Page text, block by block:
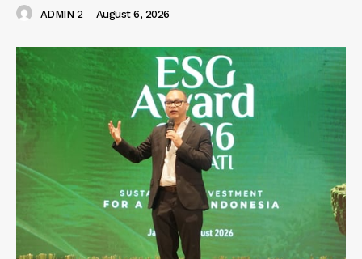
ADMIN 2 - August 6, 2026